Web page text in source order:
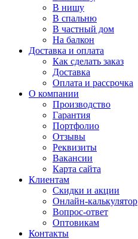
В нишу
В спальню
В частный дом
На балкон
Доставка и оплата
Как сделать заказ
Доставка
Оплата и рассрочка
О компании
Производство
Гарантия
Портфолио
Отзывы
Реквизиты
Вакансии
Карта сайта
Клиентам
Скидки и акции
Онлайн-калькулятор
Вопрос-ответ
Оптовикам
Контакты